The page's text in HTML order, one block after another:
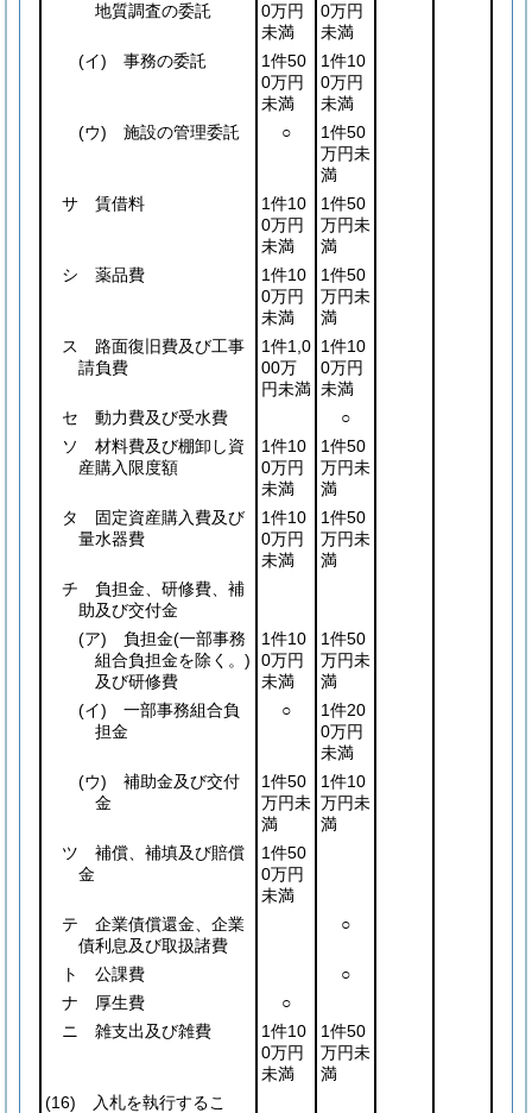
地質調査の委託
0万円
未満
0万円
未満
(イ) 事務の委託
1件50
0万円
未満
1件10
0万円
未満
(ウ) 施設の管理委託 ○
1件50
万円未
満
サ 賃借料
1件10
0万円
未満
1件50
万円未
満
シ 薬品費
1件10
0万円
未満
1件50
万円未
満
ス 路面復旧費及び工事
請負費
1件1,0
00万
円未満
1件10
0万円
未満
セ 動力費及び受水費
○
ソ 材料費及び棚卸し資
産購入限度額
1件10
0万円
未満
1件50
万円未
満
タ 固定資産購入費及び
量水器費
1件10
0万円
未満
1件50
万円未
満
チ 負担金、研修費、補
助及び交付金
(ア) 負担金(一部事務
組合負担金を除く。)
及び研修費
1件10
0万円
未満
1件50
万円未
満
(イ) 一部事務組合負
担金
○
1件20
0万円
未満
(ウ) 補助金及び交付
金
1件50
万円未
満
1件10
万円未
満
ツ 補償、補填及び賠償
金
1件50
0万円
未満
テ 企業債償還金、企業
債利息及び取扱諸費
○
ト 公課費
○
ナ 厚生費
○
ニ 雑支出及び雑費
1件10
0万円
未満
1件50
万円未
満
(16) 入札を執行するこ